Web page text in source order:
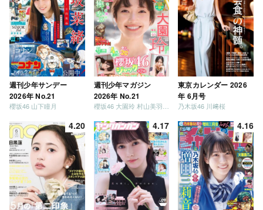
週刊少年サンデー
2026年 No.21
櫻坂46 山下瞳月
週刊少年マガジン
2026年 No.21
櫻坂46 大園玲 村山美羽 稲熊ひな
東京カレンダー 2026
年 6月号
乃木坂46 川﨑桜
4.20 4.17 4.16